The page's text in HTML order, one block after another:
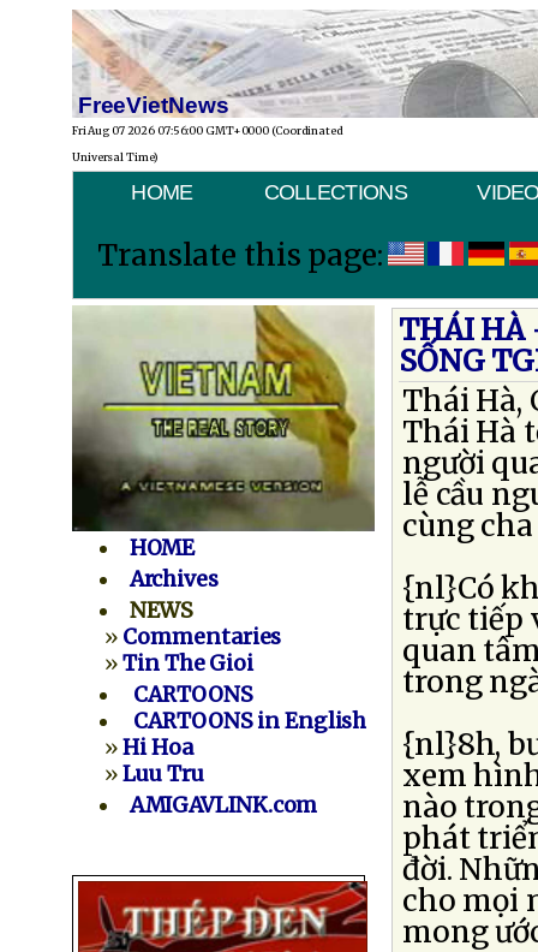
FreeVietNews
Fri Aug 07 2026 07:56:00 GMT+0000 (Coordinated
Universal Time)
HOME COLLECTIONS
Translate this page:
HOME
Archives
NEWS
» Commentaries
»Tin The Gioi
CARTOONS
CARTOONS in English
»Hi Hoa
»Luu Tru
AMIGAVLINK.com
THÁI HÀ
SỐNG
Thái Hà,
Thái Hà
người
lễ cầu
cùng
{nl}Có
trực tiếp
quan
trong
{nl}8h,
xem
nào
phát
đời.
cho mọi
mong